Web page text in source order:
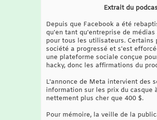
Extrait du
Depuis que Facebook a été
qu'en tant qu'entreprise de
pour tous les utilisateurs.
société a progressé et s'est
une plateforme sociale conçue
hacky, donc les affirmations du
L'annonce de Meta intervient des
information sur les prix du casque
nettement plus cher que 400 $.
Pour mémoire, la veille de la